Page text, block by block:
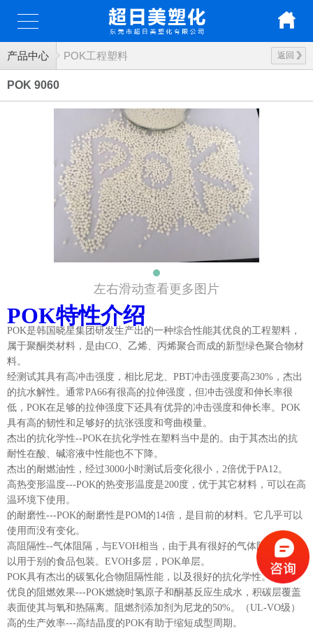
产品中心 返回
POK工程塑料
POK 9060
左右滑动查看更多图片
POK特性介绍
POK是韩国晓星集团研发生产出的一种综合性能其优良的工程塑料，
属于聚酮类材料，是由CO、乙烯、丙烯聚合而成的新型绿色聚合物材
料。
经测试其具有高冲击强度，相比尼龙、PBT冲击强度要高230%，杰出
的抗水解性。通常PA66有很高的拉伸强度，但冲击强度和伸长率很
低，POK在足够的拉伸强度下还具有优异的冲击强度和伸长率。POK
具有高的韧性和足够好的抗张强度和弯曲模量。
杰出的抗化学性--POK在抗化学性在塑料当中是的。由于其杰出的抗
耐性在酸、碱溶液中性能也不下降。
杰出的耐燃油性，经过3000小时测试后变化很小，2倍优于PA12。
高热变形温度---POK的热变形温度是200度，优于其它材料，可以在高
温环境下使用。
的耐磨性---POK的耐磨性是POM的14倍，是目前的材料。它几乎可以
使用而没有变化。
高阻隔性--气体阻隔，与EVOH相当，由于具有很好的气体阻隔性能可
以用于别的食品包装。EVOH多层，POK单层。
POK具有杰出的碳氢化合物阻隔性能，以及很好的抗化学性。
优良的阻燃效果---POK燃烧时氢原子和酮基反应生成水，积碳层覆盖
表面使其与氧和热隔离。阻燃剂添加剂为尼龙的50%。（UL-VO级）
高的生产效率---高结晶度的POK有助于缩短成型周期。